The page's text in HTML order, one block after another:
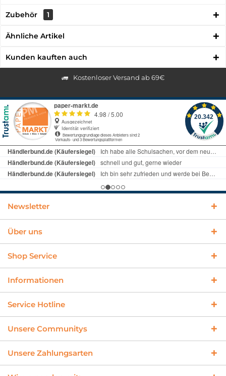
Zubehör 1
Ähnliche Artikel
Kunden kauften auch
Kostenloser Versand ab 69€
Newsletter
Über uns
Shop Service
Informationen
Service Hotline
Unsere Communitys
Unsere Zahlungsarten